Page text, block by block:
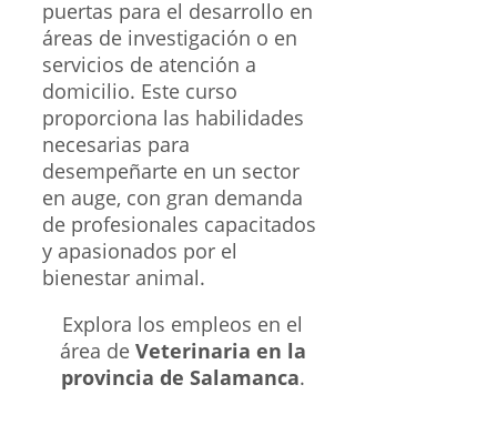
puertas para el desarrollo en
áreas de investigación o en
servicios de atención a
domicilio. Este curso
proporciona las habilidades
necesarias para
desempeñarte en un sector
en auge, con gran demanda
de profesionales capacitados
y apasionados por el
bienestar animal.
Explora los empleos en el
área de Veterinaria en la
provincia de Salamanca.